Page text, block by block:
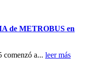
de METROBUS en
comenzó a... leer más